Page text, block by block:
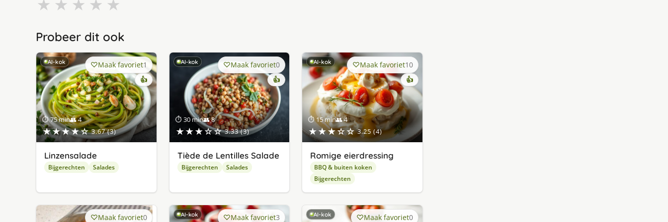
★ ★ ★ ★ ★
Probeer dit ook
AI-kok
⏱ 75 min👥 4
★★★★☆ 3.67 (3)
Maak favoriet1
👍
Linzensalade
Bijgerechten Salades
AI-kok
⏱ 30 min👥 8
★★★☆☆ 3.33 (3)
Maak favoriet0
👍
Tiède de Lentilles Salade
Bijgerechten Salades
AI-kok
⏱ 15 min👥 4
★★★☆☆ 3.25 (4)
Maak favoriet10
👍
Romige eierdressing
BBQ & buiten koken
Bijgerechten
Maak favoriet0 AI-kok Maak favoriet3 AI-kok Maak favoriet0